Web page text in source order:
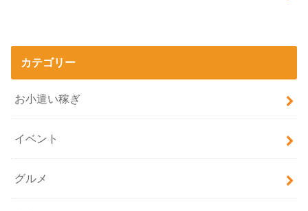
カテゴリー
お小遣い稼ぎ
イベント
グルメ